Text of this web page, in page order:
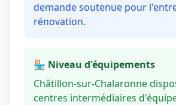
demande soutenue pour
rénovation.
🏪 Niveau d'équipements
Châtillon-sur-Chalaronne
centres intermédiaires